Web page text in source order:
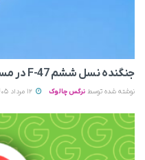
جنگنده نسل ششم F-47 در مسیر نخستین پرواز
نوشته شده توسط نرگس چالوک